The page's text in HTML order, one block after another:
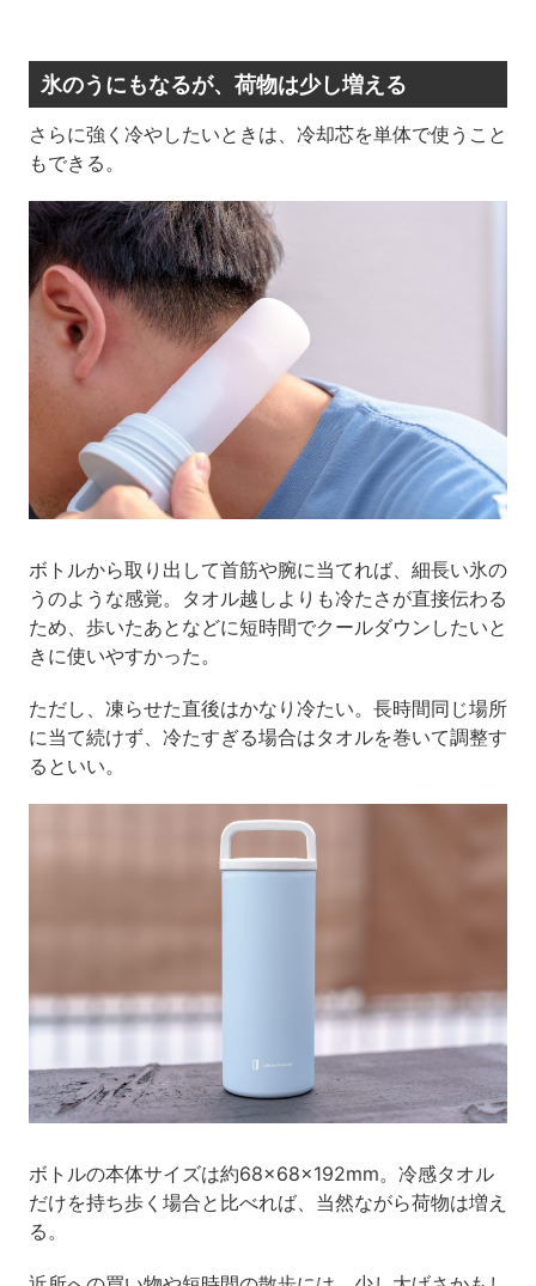
氷のうにもなるが、荷物は少し増える
さらに強く冷やしたいときは、冷却芯を単体で使うこと
もできる。
ボトルから取り出して首筋や腕に当てれば、細長い氷の
うのような感覚。タオル越しよりも冷たさが直接伝わる
ため、歩いたあとなどに短時間でクールダウンしたいと
きに使いやすかった。
ただし、凍らせた直後はかなり冷たい。長時間同じ場所
に当て続けず、冷たすぎる場合はタオルを巻いて調整す
るといい。
ボトルの本体サイズは約68×68×192mm。冷感タオル
だけを持ち歩く場合と比べれば、当然ながら荷物は増え
る。